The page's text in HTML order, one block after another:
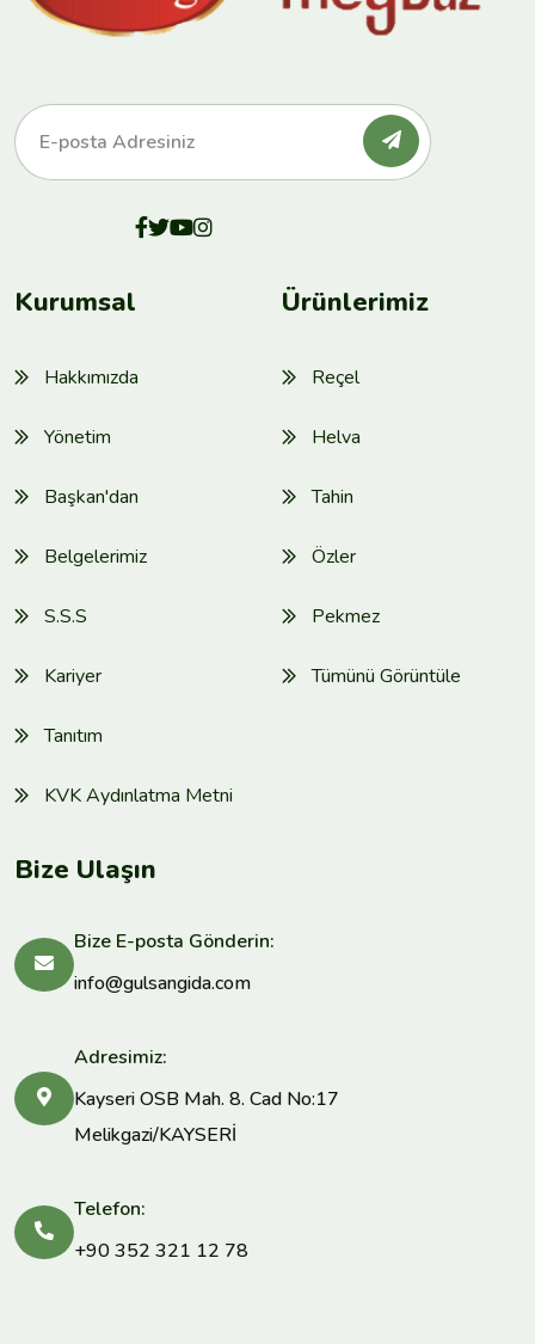
Kurumsal
Hakkımızda
Yönetim
Başkan'dan
Belgelerimiz
S.S.S
Kariyer
Tanıtım
KVK Aydınlatma Metni
Ürünlerimiz
Reçel
Helva
Tahin
Özler
Pekmez
Tümünü Görüntüle
Bize Ulaşın
Bize E-posta Gönderin:
info@gulsangida.com
Adresimiz:
Kayseri OSB Mah. 8. Cad No:17
Melikgazi/KAYSERİ
Telefon:
+90 352 321 12 78